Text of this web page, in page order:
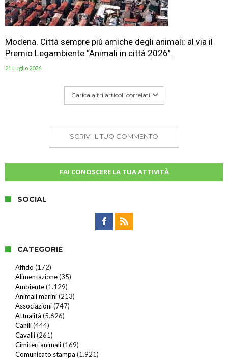
Modena. Città sempre più amiche degli animali: al via il
Premio Legambiente “Animali in città 2026”.
21 Luglio 2026
Carica altri articoli correlati
SCRIVI IL TUO COMMENTO
FAI CONOSCERE LA TUA ATTIVITÀ
SOCIAL
CATEGORIE
Affido (172)
Alimentazione(35)
Ambiente(1.129)
Animali marini(213)
Associazioni(747)
Attualità (5.626)
Canili(444)
Cavalli(261)
Cimiteri animali(169)
Comunicato stampa (1.921)